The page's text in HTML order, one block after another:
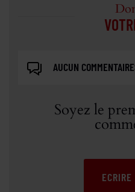
AUCUN
Soyez le